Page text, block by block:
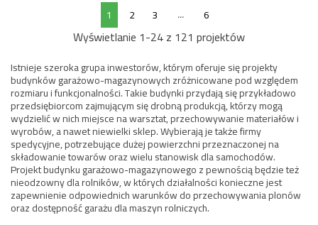
1 2 3 ... 6
Wyświetlanie 1-24 z 121 projektów
Istnieje szeroka grupa inwestorów, którym oferuje się projekty
budynków garażowo-magazynowych zróżnicowane pod względem
rozmiaru i funkcjonalności. Takie budynki przydają się przykładowo
przedsiębiorcom zajmującym się drobną produkcją, którzy mogą
wydzielić w nich miejsce na warsztat, przechowywanie materiałów i
wyrobów, a nawet niewielki sklep. Wybierają je także firmy
spedycyjne, potrzebujące dużej powierzchni przeznaczonej na
składowanie towarów oraz wielu stanowisk dla samochodów.
Projekt budynku garażowo-magazynowego z pewnością będzie też
nieodzowny dla rolników, w których działalności konieczne jest
zapewnienie odpowiednich warunków do przechowywania plonów
oraz dostępność garażu dla maszyn rolniczych.